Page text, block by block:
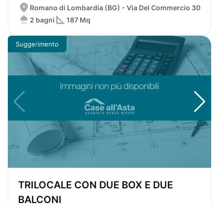
Romano di Lombardia (BG) - Via Del Commercio 30
2 bagni
187 Mq
Suggerimento
TRILOCALE CON DUE BOX E DUE
BALCONI